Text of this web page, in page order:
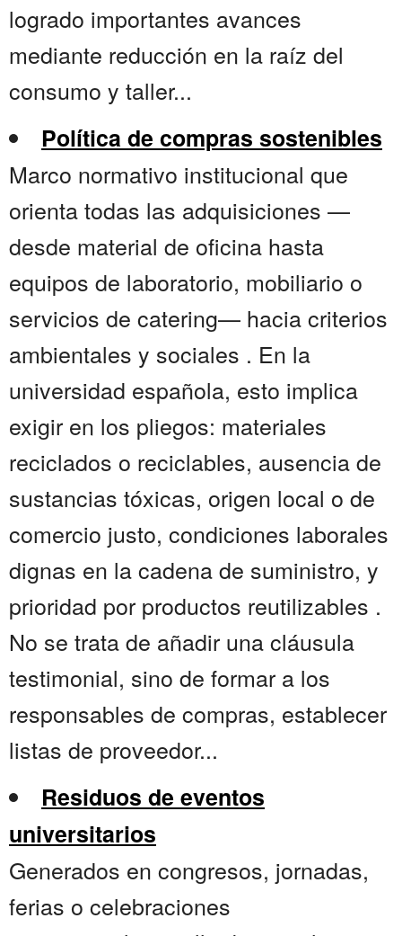
logrado importantes avances
mediante reducción en la raíz del
consumo y taller...
Política de compras sostenibles
Marco normativo institucional que
orienta todas las adquisiciones —
desde material de oficina hasta
equipos de laboratorio, mobiliario o
servicios de catering— hacia criterios
ambientales y sociales . En la
universidad española, esto implica
exigir en los pliegos: materiales
reciclados o reciclables, ausencia de
sustancias tóxicas, origen local o de
comercio justo, condiciones laborales
dignas en la cadena de suministro, y
prioridad por productos reutilizables .
No se trata de añadir una cláusula
testimonial, sino de formar a los
responsables de compras, establecer
listas de proveedor...
Residuos de eventos
universitarios
Generados en congresos, jornadas,
ferias o celebraciones